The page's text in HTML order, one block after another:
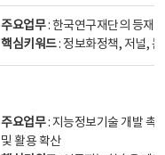
주요업무: 한국연구재단의 등재
핵심키워드: 정보화정책, 저널,
주요업무: 지능정보기술 개발 촉
및 활용 확산